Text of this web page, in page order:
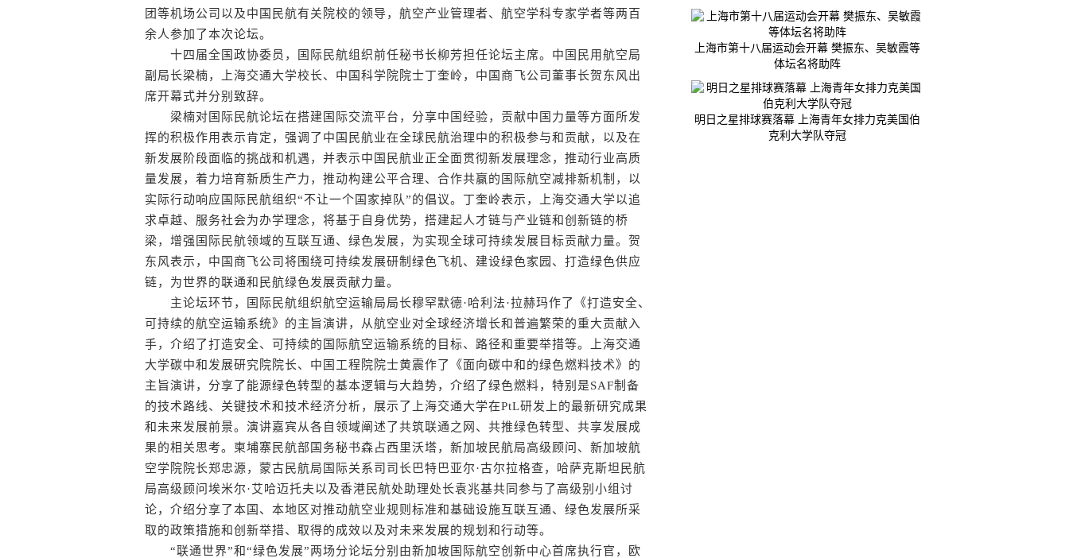
团等机场公司以及中国民航有关院校的领导，航空产业管理者、航空学科专家学者等两百
余人参加了本次论坛。
十四届全国政协委员，国际民航组织前任秘书长柳芳担任论坛主席。中国民用航空局
副局长梁楠，上海交通大学校长、中国科学院院士丁奎岭，中国商飞公司董事长贺东风出
席开幕式并分别致辞。
梁楠对国际民航论坛在搭建国际交流平台，分享中国经验，贡献中国力量等方面所发
挥的积极作用表示肯定，强调了中国民航业在全球民航治理中的积极参与和贡献，以及在
新发展阶段面临的挑战和机遇，并表示中国民航业正全面贯彻新发展理念，推动行业高质
量发展，着力培育新质生产力，推动构建公平合理、合作共赢的国际航空减排新机制，以
实际行动响应国际民航组织“不让一个国家掉队”的倡议。丁奎岭表示，上海交通大学以追
求卓越、服务社会为办学理念，将基于自身优势，搭建起人才链与产业链和创新链的桥
梁，增强国际民航领域的互联互通、绿色发展，为实现全球可持续发展目标贡献力量。贺
东风表示，中国商飞公司将围绕可持续发展研制绿色飞机、建设绿色家园、打造绿色供应
链，为世界的联通和民航绿色发展贡献力量。
主论坛环节，国际民航组织航空运输局局长穆罕默德·哈利法·拉赫玛作了《打造安全、
可持续的航空运输系统》的主旨演讲，从航空业对全球经济增长和普遍繁荣的重大贡献入
手，介绍了打造安全、可持续的国际航空运输系统的目标、路径和重要举措等。上海交通
大学碳中和发展研究院院长、中国工程院院士黄震作了《面向碳中和的绿色燃料技术》的
主旨演讲，分享了能源绿色转型的基本逻辑与大趋势，介绍了绿色燃料，特别是SAF制备
的技术路线、关键技术和技术经济分析，展示了上海交通大学在PtL研发上的最新研究成果
和未来发展前景。演讲嘉宾从各自领域阐述了共筑联通之网、共推绿色转型、共享发展成
果的相关思考。柬埔寨民航部国务秘书森占西里沃塔，新加坡民航局高级顾问、新加坡航
空学院院长郑忠源，蒙古民航局国际关系司司长巴特巴亚尔·古尔拉格查，哈萨克斯坦民航
局高级顾问埃米尔·艾哈迈托夫以及香港民航处助理处长袁兆基共同参与了高级别小组讨
论，介绍分享了本国、本地区对推动航空业规则标准和基础设施互联互通、绿色发展所采
取的政策措施和创新举措、取得的成效以及对未来发展的规划和行动等。
“联通世界”和“绿色发展”两场分论坛分别由新加坡国际航空创新中心首席执行官，欧
上海市第十八届运动会开幕 樊振东、吴敏霞等
体坛名将助阵
明日之星排球赛落幕 上海青年女排力克美国伯
克利大学队夺冠